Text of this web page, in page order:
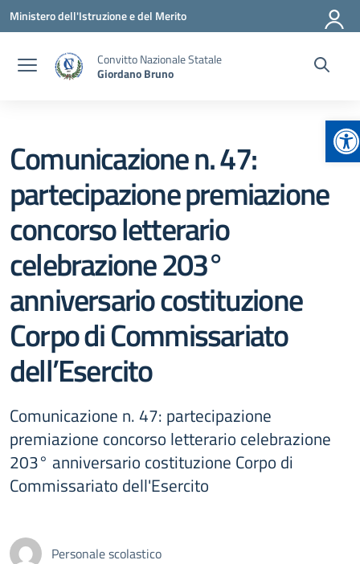
Vai ai contenuti
Vai al menu di navigazione
Vai al footer
Ministero dell'Istruzione e del Merito
Convitto Nazionale Statale
Giordano Bruno
Comunicazione n. 47:
partecipazione premiazione
concorso letterario
celebrazione 203°
anniversario costituzione
Corpo di Commissariato
dell’Esercito
Comunicazione n. 47: partecipazione
premiazione concorso letterario celebrazione
203° anniversario costituzione Corpo di
Commissariato dell'Esercito
Personale scolastico